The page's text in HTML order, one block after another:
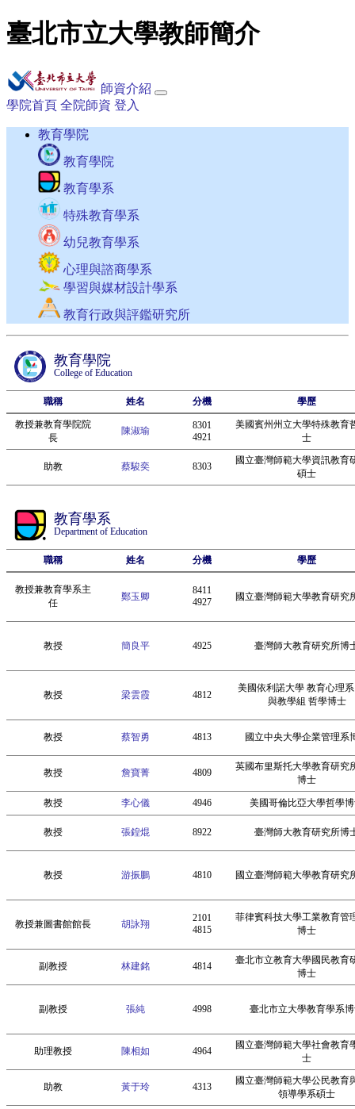
臺北市立大學教師簡介
師資介紹
學院首頁 全院師資 登入
教育學院
教育學院
教育學系
特殊教育學系
幼兒教育學系
心理與諮商學系
學習與媒材設計學系
教育行政與評鑑研究所
教育學院
College of Education
職稱 姓名 分機 學歷
教授兼教育學院院
長
陳淑瑜
8301
4921
美國賓州州立大學特殊教育
士
助教 蔡駿奕 8303
國立臺灣師範大學資訊教育
碩士
教育學系
Department of Education
職稱 姓名 分機 學歷
教授兼教育學系主
任
鄭玉卿
8411
4927
國立臺灣師範大學教育研究
教授 簡良平 4925 臺灣師大教育研究所博
教授 梁雲霞 4812
美國依利諾大學 教育心理
與教學組 哲學博士
教授 蔡智勇 4813 國立中央大學企業管理系
教授 詹寶菁 4809
英國布里斯托大學教育研究
博士
教授 李心儀 4946 美國哥倫比亞大學哲學
教授 張鍠焜 8922 臺灣師大教育研究所博
教授 游振鵬 4810 國立臺灣師範大學教育研究
教授兼圖書館館長 胡詠翔
2101
4815
菲律賓科技大學工業教育管
博士
副教授 林建銘 4814
臺北市立教育大學國民教育
博士
副教授 張純 4998 臺北市立大學教育學系
助理教授 陳相如 4964
國立臺灣師範大學社會教育
士
助教 黃于玲 4313
國立臺灣師範大學公民教育
領導學系碩士